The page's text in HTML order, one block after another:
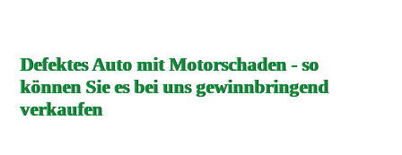
Defektes Auto mit Motorschaden - so
können Sie es bei uns gewinnbringend
verkaufen